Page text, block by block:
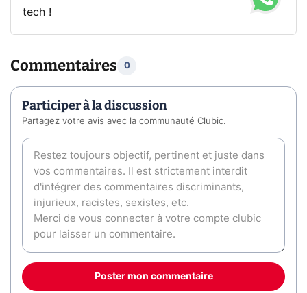
tech !
Commentaires 0
Participer à la discussion
Partagez votre avis avec la communauté Clubic.
Poster mon commentaire